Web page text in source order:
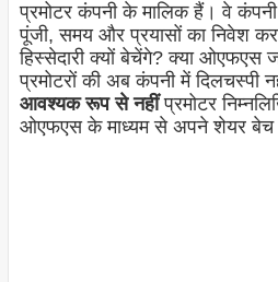
प्रमोटर कंपनी के मालिक हैं। वे
पूंजी, समय और प्रयासों का निवेश
हिस्सेदारी क्यों बेचेंगे? क्या ओएफएस
प्रमोटरों की अब कंपनी में दिलचस्पी
आवश्यक रूप से नहींप्रमोटर
ओएफएस के माध्यम से अपने शेयर